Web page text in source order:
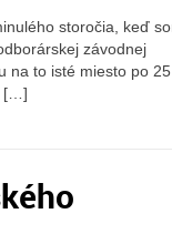
storočia, keď
závodnej
na to isté miesto po 25
[…]